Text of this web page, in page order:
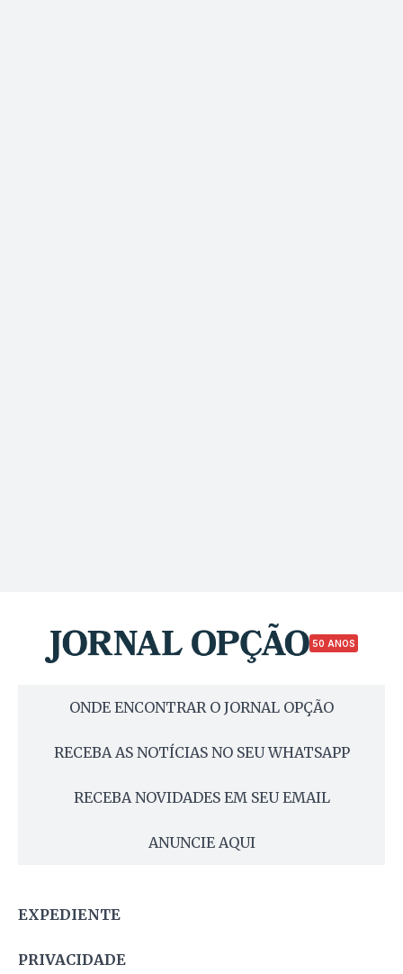
50 ANOS
ONDE ENCONTRAR O JORNAL OPÇÃO
RECEBA AS NOTÍCIAS NO SEU WHATSAPP
RECEBA NOVIDADES EM SEU EMAIL
ANUNCIE AQUI
EXPEDIENTE
PRIVACIDADE